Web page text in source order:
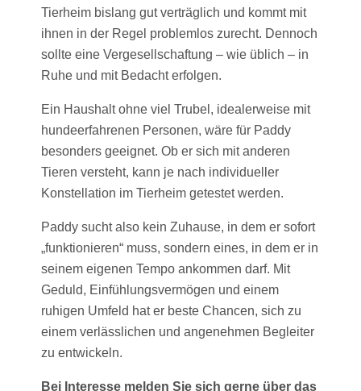
Tierheim bislang gut verträglich und kommt mit
ihnen in der Regel problemlos zurecht. Dennoch
sollte eine Vergesellschaftung – wie üblich – in
Ruhe und mit Bedacht erfolgen.
Ein Haushalt ohne viel Trubel, idealerweise mit
hundeerfahrenen Personen, wäre für Paddy
besonders geeignet. Ob er sich mit anderen
Tieren versteht, kann je nach individueller
Konstellation im Tierheim getestet werden.
Paddy sucht also kein Zuhause, in dem er sofort
„funktionieren“ muss, sondern eines, in dem er in
seinem eigenen Tempo ankommen darf. Mit
Geduld, Einfühlungsvermögen und einem
ruhigen Umfeld hat er beste Chancen, sich zu
einem verlässlichen und angenehmen Begleiter
zu entwickeln.
Bei Interesse melden Sie sich gerne über das